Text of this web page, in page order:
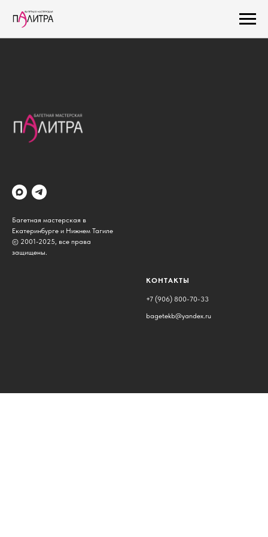
Багетная мастерская в
Екатеринбурге и Нижнем Тагиле
© 2001-2025, все права
защищены.
КОНТАКТЫ
+7 (906) 800-70-33
bagetekb@yandex.ru